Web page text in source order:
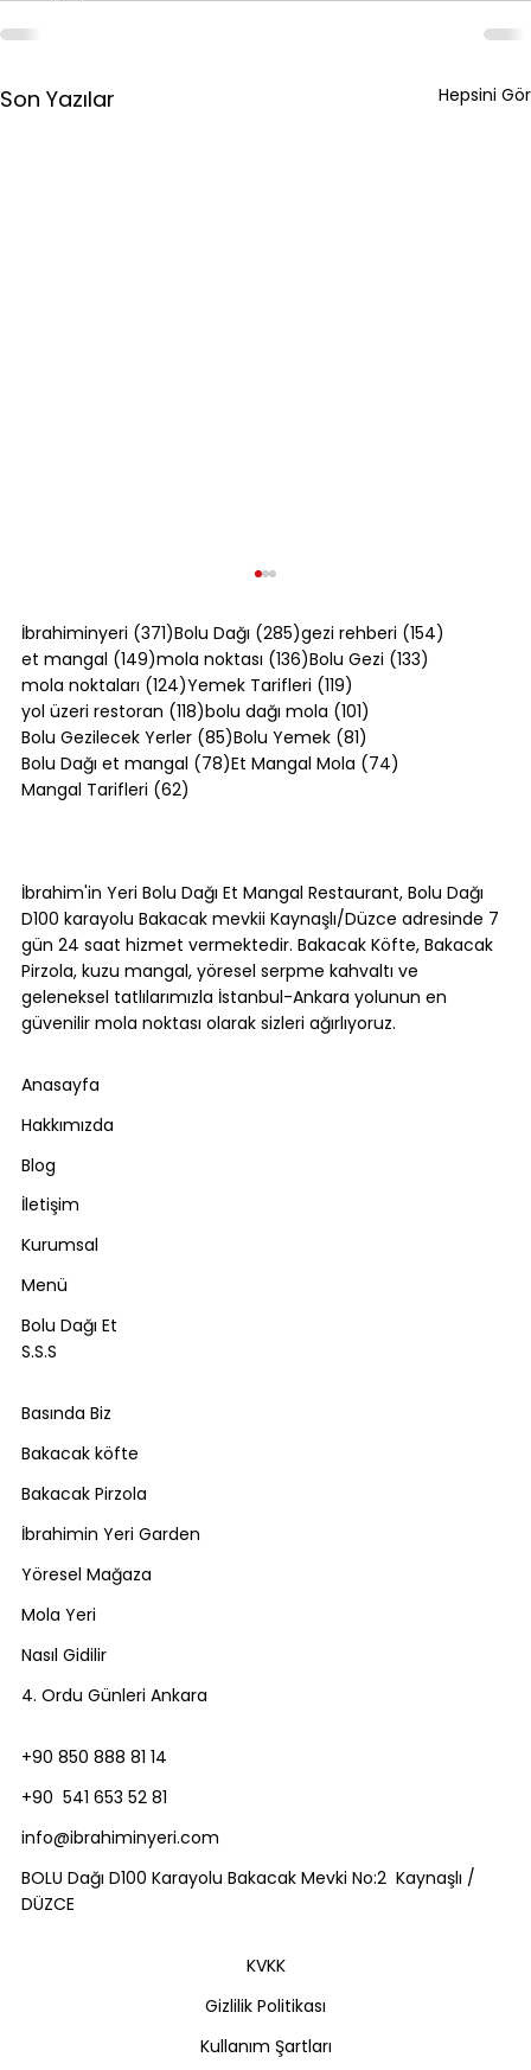
Son Yazılar Hepsini Gör
Ankara'dan Adım Adım [2026]
İbrahiminyeri (371)371 yazı
Bolu Dağı (285)285 yazı
gezi rehberi (154)
et mangal (149)149 yazı
mola noktası (136)136 yazı
Bolu Gezi (133)
mola noktaları (124)124 yazı
Yemek Tarifleri (119)
yol üzeri restoran (118)118 yazı
bolu dağı mola (101)
Bolu Gezilecek Yerler (85)85 yazı
Bolu Yemek (81)
Bolu Dağı et mangal (78)78 yazı
Et Mangal Mola (74)
Mangal Tarifleri (62)
İbrahim'in Yeri Bolu Dağı Et Mangal Restaurant, Bolu Dağı
D100 karayolu Bakacak mevkii Kaynaşlı/Düzce adresinde 7
gün 24 saat hizmet vermektedir. Bakacak Köfte, Bakacak
Pirzola, kuzu mangal, yöresel serpme kahvaltı ve
geleneksel tatlılarımızla İstanbul-Ankara yolunun en
güvenilir mola noktası olarak sizleri ağırlıyoruz.
Anasayfa
Hakkımızda
Blog
İletişim
Kurumsal
Menü
Bolu Dağı Et
S.S.S
Basında Biz
Bakacak köfte
Bakacak Pirzola
İbrahimin Yeri Garden
Yöresel Mağaza
Mola Yeri
Nasıl Gidilir
4. Ordu Günleri Ankara
+90 850 888 81 14
+90 541 653 52 81
info@ibrahiminyeri.com
BOLU Dağı D100 Karayolu Bakacak Mevki No:2 Kaynaşlı /
DÜZCE
KVKK
Gizlilik Politikası
Kullanım Şartları